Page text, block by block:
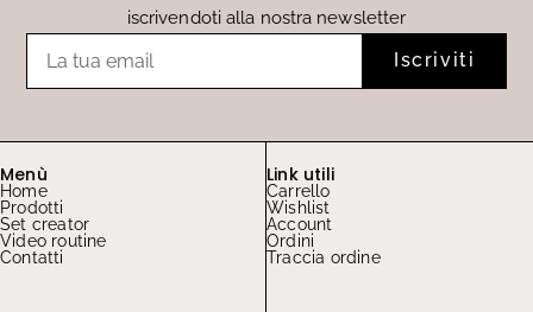
iscrivendoti alla nostra newsletter
Iscriviti
Menù
Home
Prodotti
Set creator
Video routine
Contatti
Link utili
Carrello
Wishlist
Account
Ordini
Traccia ordine